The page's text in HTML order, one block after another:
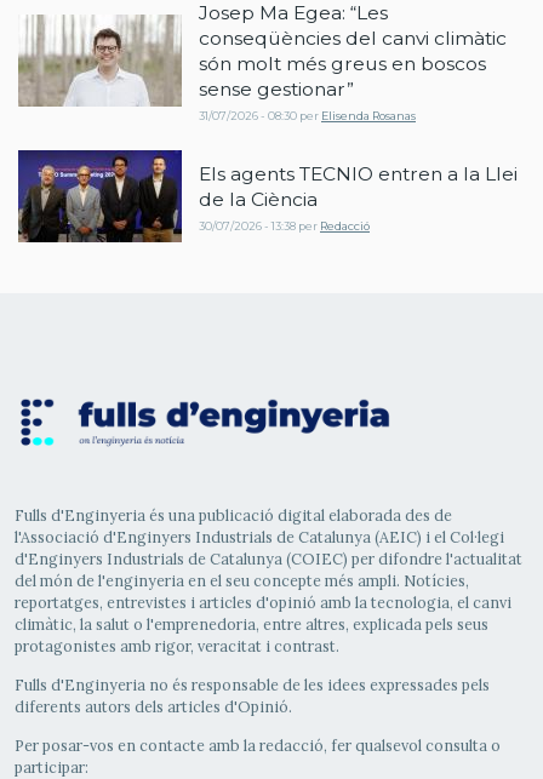
Josep Ma Egea: “Les
conseqüències del canvi climàtic
són molt més greus en boscos
sense gestionar”
31/07/2026 - 08:30 per Elisenda Rosanas
Els agents TECNIO entren a la Llei
de la Ciència
30/07/2026 - 13:38 per Redacció
Fulls d'Enginyeria és una publicació digital elaborada des de
l'Associació d'Enginyers Industrials de Catalunya (AEIC) i el Col·legi
d'Enginyers Industrials de Catalunya (COIEC) per difondre l'actualitat
del món de l'enginyeria en el seu concepte més ampli. Notícies,
reportatges, entrevistes i articles d'opinió amb la tecnologia, el canvi
climàtic, la salut o l'emprenedoria, entre altres, explicada pels seus
protagonistes amb rigor, veracitat i contrast.
Fulls d'Enginyeria no és responsable de les idees expressades pels
diferents autors dels articles d'Opinió.
Per posar-vos en contacte amb la redacció, fer qualsevol consulta o
participar: